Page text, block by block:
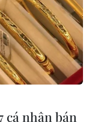
cá nhân bán